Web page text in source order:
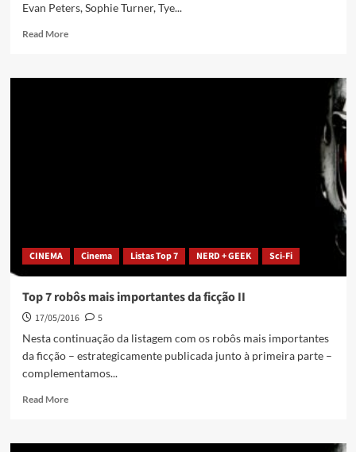
Evan Peters, Sophie Turner, Tye...
Read More
CINEMA Cinema Listas Top 7 NERD + GEEK Sci-Fi
Top 7 robôs mais importantes da ficção II
17/05/2016
5
Nesta continuação da listagem com os robôs mais importantes
da ficção – estrategicamente publicada junto à primeira parte –
complementamos...
Read More